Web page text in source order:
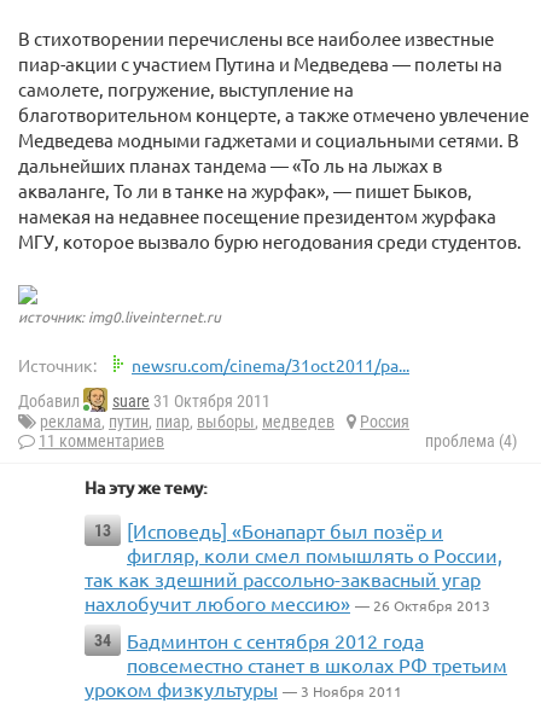
В стихотворении перечислены все наиболее известные
пиар-акции с участием Путина и Медведева — полеты на
самолете, погружение, выступление на
благотворительном концерте, а также отмечено увлечение
Медведева модными гаджетами и социальными сетями. В
дальнейших планах тандема — «То ль на лыжах в
акваланге, То ли в танке на журфак», — пишет Быков,
намекая на недавнее посещение президентом журфака
МГУ, которое вызвало бурю негодования среди студентов.
источник: img0.liveinternet.ru
Источник: newsru.com/cinema/31oct2011/pa...
Добавил suare 31 Октября 2011
реклама, путин, пиар, выборы, медведев
Россия
11 комментариев
проблема (4)
На эту же тему:
13
[Исповедь] «Бонапарт был позёр и
фигляр, коли смел помышлять о России,
так как здешний рассольно-заквасный угар
нахлобучит любого мессию» — 26 Октября 2013
34
Бадминтон с сентября 2012 года
повсеместно станет в школах РФ третьим
уроком физкультуры — 3 Ноября 2011